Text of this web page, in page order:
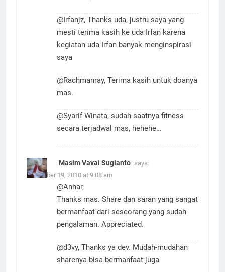
@Irfanjz, Thanks uda, justru saya yang
mesti terima kasih ke uda Irfan karena
kegiatan uda Irfan banyak menginspirasi
@Rachmanray, Terima kasih untuk doanya
@Syarif Winata, sudah saatnya fitness
Masim Vavai Sugianto
November 19, 2010 at 9:08 am
@Anhar,
Thanks mas. Share dan saran yang sangat
bermanfaat dari seseorang yang sudah
@d3vy, Thanks ya dev. Mudah-mudahan